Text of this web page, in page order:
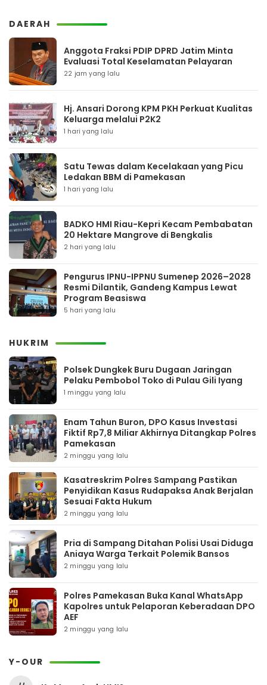
DAERAH
Anggota Fraksi PDIP DPRD Jatim Minta
Evaluasi Total Keselamatan Pelayaran
22 jam yang lalu
Hj. Ansari Dorong KPM PKH Perkuat Kualitas
Keluarga melalui P2K2
1 hari yang lalu
Satu Tewas dalam Kecelakaan yang Picu
Ledakan BBM di Pamekasan
1 hari yang lalu
BADKO HMI Riau-Kepri Kecam Pembabatan
20 Hektare Mangrove di Bengkalis
2 hari yang lalu
Pengurus IPNU-IPPNU Sumenep 2026–2028
Resmi Dilantik, Gandeng Kampus Lewat
Program Beasiswa
5 hari yang lalu
HUKRIM
Polsek Dungkek Buru Dugaan Jaringan
Pelaku Pembobol Toko di Pulau Gili Iyang
1 minggu yang lalu
Enam Tahun Buron, DPO Kasus Investasi
Fiktif Rp7,8 Miliar Akhirnya Ditangkap Polres
Pamekasan
2 minggu yang lalu
Kasatreskrim Polres Sampang Pastikan
Penyidikan Kasus Rudapaksa Anak Berjalan
Sesuai Fakta Hukum
2 minggu yang lalu
Pria di Sampang Ditahan Polisi Usai Diduga
Aniaya Warga Terkait Polemik Bansos
2 minggu yang lalu
Polres Pamekasan Buka Kanal WhatsApp
Kapolres untuk Pelaporan Keberadaan DPO
AEF
2 minggu yang lalu
Y-OUR